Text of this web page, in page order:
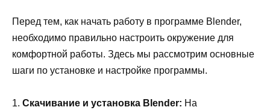
Перед тем, как начать работу в программе Blender,
необходимо правильно настроить окружение для
комфортной работы. Здесь мы рассмотрим основные
шаги по установке и настройке программы.
1. Скачивание и установка Blender: На